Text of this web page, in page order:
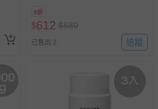
9折
$612 $680
已售出 2 追蹤